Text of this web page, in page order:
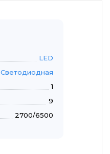
LED
Светодиодная
1
9
2700/6500